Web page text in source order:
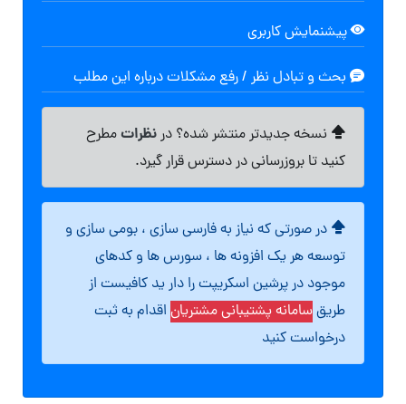
پیشنمایش کاربری
بحث و تبادل نظر / رفع مشکلات درباره این مطلب
نسخه جدیدتر منتشر شده؟ درنظراتمطرح
کنید تا بروزرسانی در دسترس قرار گیرد.
در صورتی که نیاز به فارسی سازی ، بومی سازی و
توسعه هر یک افزونه ها ، سورس ها و کدهای
موجود در پرشین اسکریپت را دار ید کافیست از
طریقسامانه پشتیبانی مشتریان اقدام به ثبت
درخواست کنید